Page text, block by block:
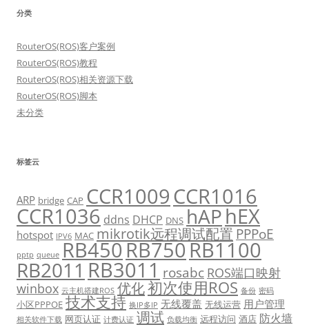
分类
RouterOS(ROS)客户案例
RouterOS(ROS)教程
RouterOS(ROS)相关资源下载
RouterOS(ROS)脚本
未分类
标签云
ARP bridge CAP CCR1009CCR1016
CCR1036 ddns DHCP DNS hAPhEX
hotspot IPV6 MAC mikrotik远程调试配置 PPPoE
pptp queue RB450RB750RB1100
RB2011 RB3011rosabc ROS端口映射
winbox 云主机搭建ROS 优化初次使用ROS 备份 密码
小区PPPOE 技术支持 换IP多IP 无线覆盖 无线运营 用户管理
相关软件下载 网页认证 计费认证 调试 负载均衡 远程访问 酒店 防火墙